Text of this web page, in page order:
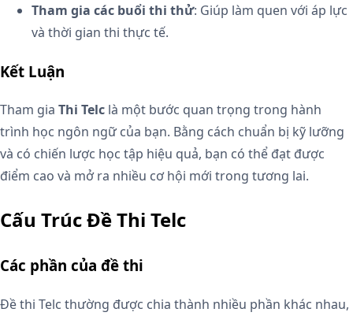
Tham gia các buổi thi thử: Giúp làm quen với áp lực
và thời gian thi thực tế.
Kết Luận
Tham gia Thi Telc là một bước quan trọng trong hành
trình học ngôn ngữ của bạn. Bằng cách chuẩn bị kỹ lưỡng
và có chiến lược học tập hiệu quả, bạn có thể đạt được
điểm cao và mở ra nhiều cơ hội mới trong tương lai.
Cấu Trúc Đề Thi Telc
Các phần của đề thi
Đề thi Telc thường được chia thành nhiều phần khác nhau,